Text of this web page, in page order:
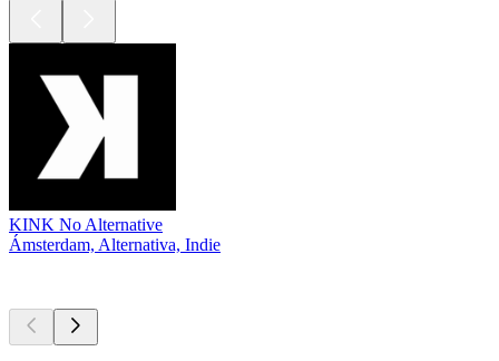
KINK No Alternative
Ámsterdam, Alternativa, Indie